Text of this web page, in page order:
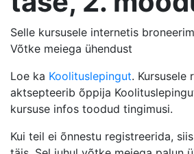
Selle kursusele internetis
Võtke meiega ühendust
Loe ka Koolituslepingut. Kursusele
aktsepteerib õppija
kursuse infos toodud tingimusi.
Kui teil ei õnnestu registreerida,